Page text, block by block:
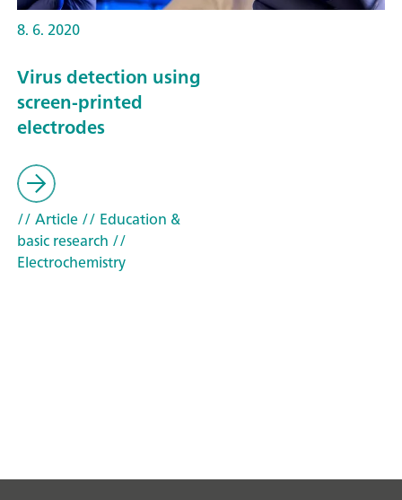
8. 6. 2020
Virus detection using
screen-printed
electrodes
// Article// Education &
basic research //
Electrochemistry